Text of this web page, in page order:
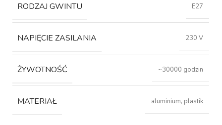
RODZAJ GWINTU E27
NAPIĘCIE ZASILANIA 230 V
ŻYWOTNOŚĆ ~30000 godzin
MATERIAŁ aluminium, plastik